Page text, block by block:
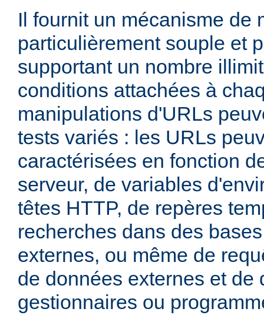
Il fournit un mécanisme de
particulièrement souple et
supportant un nombre
conditions attachées à
manipulations d'URLs
tests variés : les URLs
caractérisées en fonction
serveur, de variables
têtes HTTP, de repères
recherches dans des
externes, ou même de
de données externes et de
gestionnaires ou